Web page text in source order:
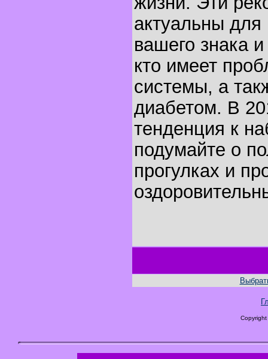
актуальны для
вашего знака
кто имеет
системы, а
диабетом. В
тенденция к
подумайте о
прогулках и